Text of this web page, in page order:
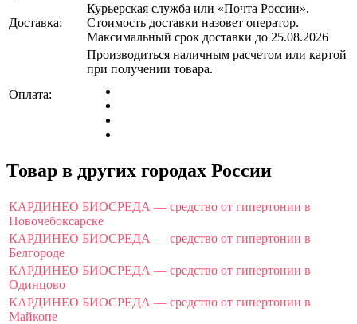
Доставка:
Курьерская служба или «Почта России».
Стоимость доставки назовет оператор.
Максимальный срок доставки до 25.08.2026
Оплата:
Производиться наличным расчетом или картой
при получении товара.
Товар в других городах России
КАРДИНЕО БИОСРЕДА — средство от гипертонии в
Новочебоксарске
КАРДИНЕО БИОСРЕДА — средство от гипертонии в
Белгороде
КАРДИНЕО БИОСРЕДА — средство от гипертонии в
Одинцово
КАРДИНЕО БИОСРЕДА — средство от гипертонии в
Майкопе